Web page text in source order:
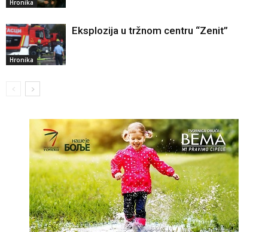
Hronika
Hronika
Eksplozija u tržnom centru “Zenit”